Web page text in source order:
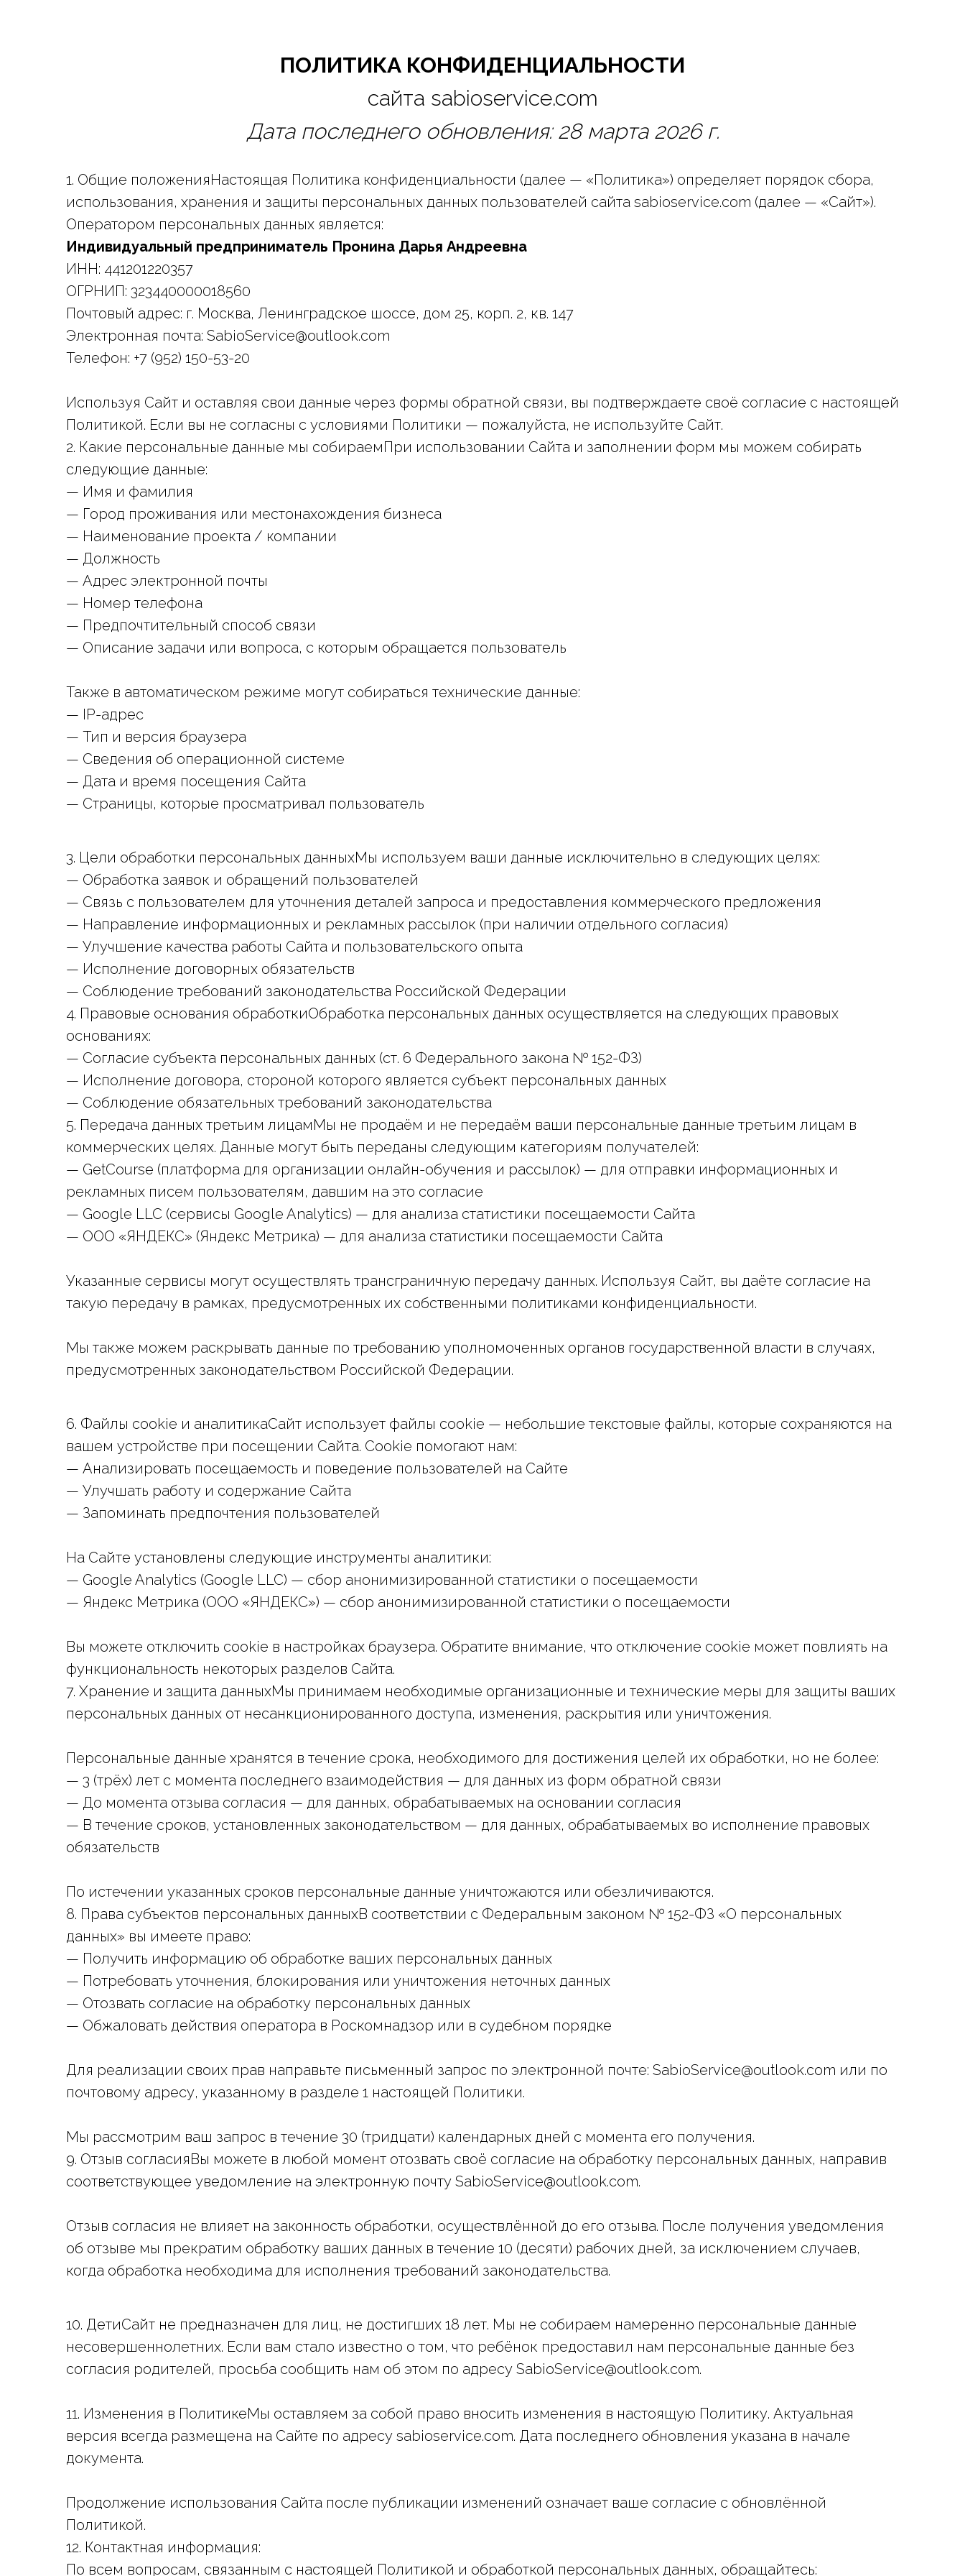
ПОЛИТИКА КОНФИДЕНЦИАЛЬНОСТИ
сайта sabioservice.com
Дата последнего обновления: 28 марта 2026 г.
1. Общие положенияНастоящая Политика конфиденциальности (далее — «Политика») определяет порядок сбора,
использования, хранения и защиты персональных данных пользователей сайта sabioservice.com (далее — «Сайт»).
Оператором персональных данных является:
Индивидуальный предприниматель Пронина Дарья Андреевна
ИНН: 441201220357
ОГРНИП: 323440000018560
Почтовый адрес: г. Москва, Ленинградское шоссе, дом 25, корп. 2, кв. 147
Электронная почта: SabioService@outlook.com
Телефон: +7 (952) 150-53-20
Используя Сайт и оставляя свои данные через формы обратной связи, вы подтверждаете своё согласие с настоящей
Политикой. Если вы не согласны с условиями Политики — пожалуйста, не используйте Сайт.
2. Какие персональные данные мы собираемПри использовании Сайта и заполнении форм мы можем собирать
следующие данные:
— Имя и фамилия
— Город проживания или местонахождения бизнеса
— Наименование проекта / компании
— Должность
— Адрес электронной почты
— Номер телефона
— Предпочтительный способ связи
— Описание задачи или вопроса, с которым обращается пользователь
Также в автоматическом режиме могут собираться технические данные:
— IP-адрес
— Тип и версия браузера
— Сведения об операционной системе
— Дата и время посещения Сайта
— Страницы, которые просматривал пользователь
3. Цели обработки персональных данныхМы используем ваши данные исключительно в следующих целях:
— Обработка заявок и обращений пользователей
— Связь с пользователем для уточнения деталей запроса и предоставления коммерческого предложения
— Направление информационных и рекламных рассылок (при наличии отдельного согласия)
— Улучшение качества работы Сайта и пользовательского опыта
— Исполнение договорных обязательств
— Соблюдение требований законодательства Российской Федерации
4. Правовые основания обработкиОбработка персональных данных осуществляется на следующих правовых
основаниях:
— Согласие субъекта персональных данных (ст. 6 Федерального закона № 152-ФЗ)
— Исполнение договора, стороной которого является субъект персональных данных
— Соблюдение обязательных требований законодательства
5. Передача данных третьим лицамМы не продаём и не передаём ваши персональные данные третьим лицам в
коммерческих целях. Данные могут быть переданы следующим категориям получателей:
— GetCourse (платформа для организации онлайн-обучения и рассылок) — для отправки информационных и
рекламных писем пользователям, давшим на это согласие
— Google LLC (сервисы Google Analytics) — для анализа статистики посещаемости Сайта
— ООО «ЯНДЕКС» (Яндекс Метрика) — для анализа статистики посещаемости Сайта
Указанные сервисы могут осуществлять трансграничную передачу данных. Используя Сайт, вы даёте согласие на
такую передачу в рамках, предусмотренных их собственными политиками конфиденциальности.
Мы также можем раскрывать данные по требованию уполномоченных органов государственной власти в случаях,
предусмотренных законодательством Российской Федерации.
6. Файлы cookie и аналитикаСайт использует файлы cookie — небольшие текстовые файлы, которые сохраняются на
вашем устройстве при посещении Сайта. Cookie помогают нам:
— Анализировать посещаемость и поведение пользователей на Сайте
— Улучшать работу и содержание Сайта
— Запоминать предпочтения пользователей
На Сайте установлены следующие инструменты аналитики:
— Google Analytics (Google LLC) — сбор анонимизированной статистики о посещаемости
— Яндекс Метрика (ООО «ЯНДЕКС») — сбор анонимизированной статистики о посещаемости
Вы можете отключить cookie в настройках браузера. Обратите внимание, что отключение cookie может повлиять на
функциональность некоторых разделов Сайта.
7. Хранение и защита данныхМы принимаем необходимые организационные и технические меры для защиты ваших
персональных данных от несанкционированного доступа, изменения, раскрытия или уничтожения.
Персональные данные хранятся в течение срока, необходимого для достижения целей их обработки, но не более:
— 3 (трёх) лет с момента последнего взаимодействия — для данных из форм обратной связи
— До момента отзыва согласия — для данных, обрабатываемых на основании согласия
— В течение сроков, установленных законодательством — для данных, обрабатываемых во исполнение правовых
обязательств
По истечении указанных сроков персональные данные уничтожаются или обезличиваются.
8. Права субъектов персональных данныхВ соответствии с Федеральным законом № 152-ФЗ «О персональных
данных» вы имеете право:
— Получить информацию об обработке ваших персональных данных
— Потребовать уточнения, блокирования или уничтожения неточных данных
— Отозвать согласие на обработку персональных данных
— Обжаловать действия оператора в Роскомнадзор или в судебном порядке
Для реализации своих прав направьте письменный запрос по электронной почте: SabioService@outlook.com или по
почтовому адресу, указанному в разделе 1 настоящей Политики.
Мы рассмотрим ваш запрос в течение 30 (тридцати) календарных дней с момента его получения.
9. Отзыв согласияВы можете в любой момент отозвать своё согласие на обработку персональных данных, направив
соответствующее уведомление на электронную почту SabioService@outlook.com.
Отзыв согласия не влияет на законность обработки, осуществлённой до его отзыва. После получения уведомления
об отзыве мы прекратим обработку ваших данных в течение 10 (десяти) рабочих дней, за исключением случаев,
когда обработка необходима для исполнения требований законодательства.
10. ДетиСайт не предназначен для лиц, не достигших 18 лет. Мы не собираем намеренно персональные данные
несовершеннолетних. Если вам стало известно о том, что ребёнок предоставил нам персональные данные без
согласия родителей, просьба сообщить нам об этом по адресу SabioService@outlook.com.
11. Изменения в ПолитикеМы оставляем за собой право вносить изменения в настоящую Политику. Актуальная
версия всегда размещена на Сайте по адресу sabioservice.com. Дата последнего обновления указана в начале
документа.
Продолжение использования Сайта после публикации изменений означает ваше согласие с обновлённой
Политикой.
12. Контактная информация:
По всем вопросам, связанным с настоящей Политикой и обработкой персональных данных, обращайтесь: